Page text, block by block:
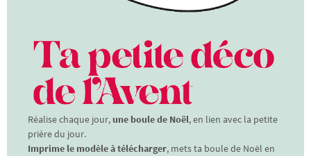
Réalise chaque jour, une boule de Noël, en lien avec la petite
prière du jour.
Imprime le modèle à télécharger, mets ta boule de Noël en